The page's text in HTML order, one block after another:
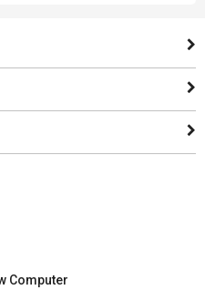
Computer